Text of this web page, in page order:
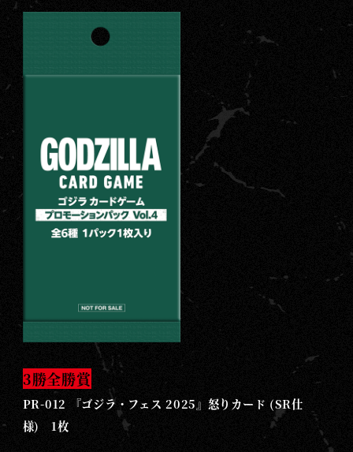
3勝全勝賞
PR-012 『ゴジラ・フェス 2025』怒りカード (SR仕
様) 1枚